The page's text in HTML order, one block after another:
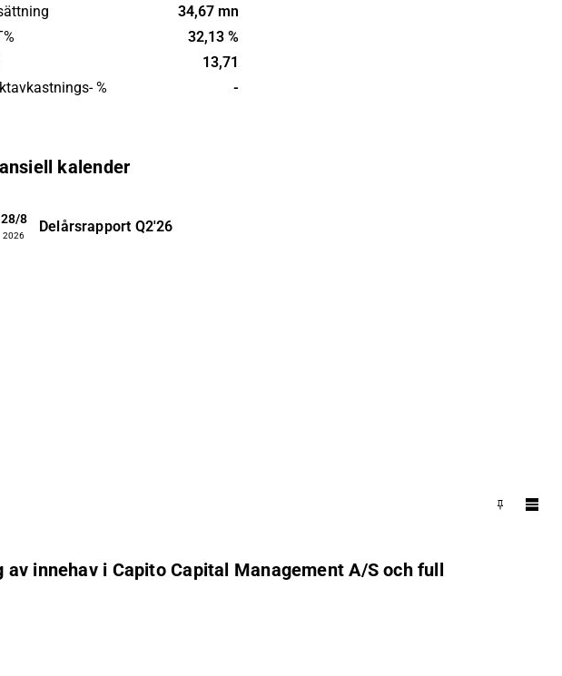
hos säljaren samt
exitmöjligheter. Ramlösa
grundades 2022 och har sitt
i Helsingborg.
34,67 mn
32,13 %
13,71
%
-
kalender
28/8
2026
Delårsrapport Q2'26
innehav i Capito Capital Management A/S och full